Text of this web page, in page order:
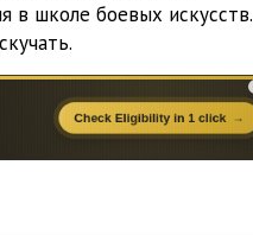
в школе боевых искусств.